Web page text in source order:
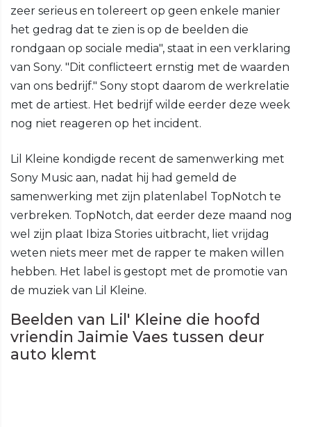
zeer serieus en tolereert op geen enkele manier
het gedrag dat te zien is op de beelden die
rondgaan op sociale media", staat in een verklaring
van Sony. "Dit conflicteert ernstig met de waarden
van ons bedrijf." Sony stopt daarom de werkrelatie
met de artiest. Het bedrijf wilde eerder deze week
nog niet reageren op het incident.
Lil Kleine kondigde recent de samenwerking met
Sony Music aan, nadat hij had gemeld de
samenwerking met zijn platenlabel TopNotch te
verbreken. TopNotch, dat eerder deze maand nog
wel zijn plaat Ibiza Stories uitbracht, liet vrijdag
weten niets meer met de rapper te maken willen
hebben. Het label is gestopt met de promotie van
de muziek van Lil Kleine.
Beelden van Lil' Kleine die hoofd
vriendin Jaimie Vaes tussen deur
auto klemt